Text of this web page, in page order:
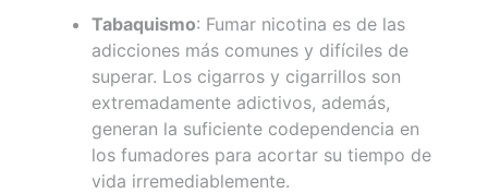
Tabaquismo: Fumar nicotina es de las
adicciones más comunes y difíciles de
superar. Los cigarros y cigarrillos son
extremadamente adictivos, además,
generan la suficiente codependencia en
los fumadores para acortar su tiempo de
vida irremediablemente.